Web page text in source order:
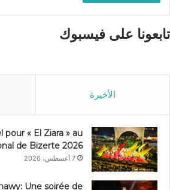
تابعونا على فيسبوك
الأخيرة
« El Ziara » au
de Bizerte 2026
7 أغسطس، 2026
Une soirée de